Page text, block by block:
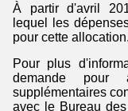
À partir d'avril
lequel les
pour cette allocation.
Pour plus
demande pour
supplémentaires
avec le Bureau